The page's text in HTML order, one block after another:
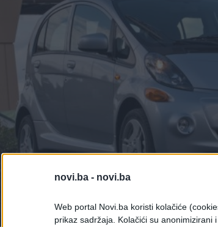
novi.ba - novi.ba
Web portal Novi.ba koristi kolačiće
prikaz sadržaja. Kolačići su